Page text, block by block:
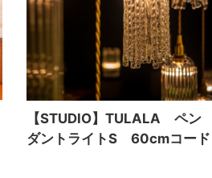
【STUDIO】TULALA ペン
ダントライトS 60cmコード